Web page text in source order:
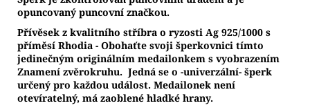
opuncovaný puncovní značkou.
Přívěsek z kvalitního stříbra o ryzosti Ag 925/1000 s
příměsí Rhodia - Obohaťte svoji šperkovnici tímto
jedinečným originálním medailonkem s vyobrazením
Znamení zvěrokruhu. Jedná se o -univerzální- šperk
určený pro každou událost. Medailonek není
otevíratelný, má zaoblené hladké hrany.